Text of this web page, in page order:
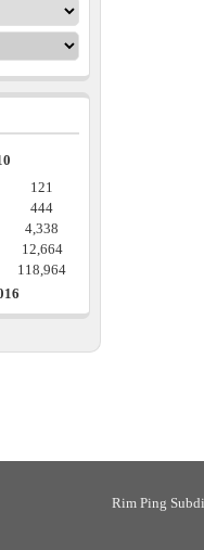
121
444
4,338
12,664
118,964
Rim Ping